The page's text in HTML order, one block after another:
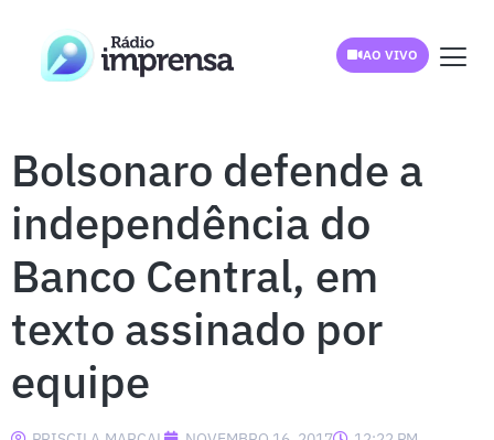
AO VIVO
Bolsonaro defende a
independência do
Banco Central, em
texto assinado por
equipe